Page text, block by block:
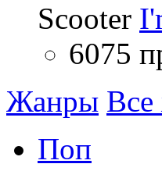
Scooter
6075
Жанры
Поп